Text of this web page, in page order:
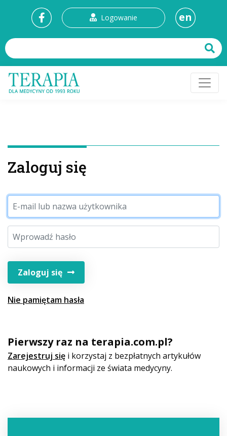
Logowanie en
Zaloguj się
Zaloguj się
Nie pamiętam hasła
Pierwszy raz na terapia.com.pl?
Zarejestruj się i korzystaj z bezpłatnych artykułów
naukowych i informacji ze świata medycyny.